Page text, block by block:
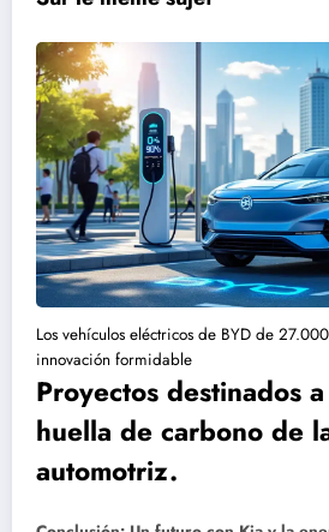
Los vehículos eléctricos de BYD de
innovación formidable
Proyectos destinados
huella de carbono de
automotriz.